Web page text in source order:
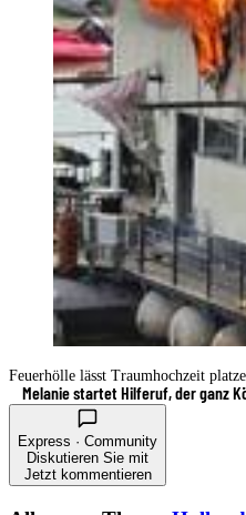
Feuerhölle lässt Traumhochzeit
Melanie startet Hilferuf, der ganz
Express · Community
Diskutieren Sie mit
Jetzt kommentieren